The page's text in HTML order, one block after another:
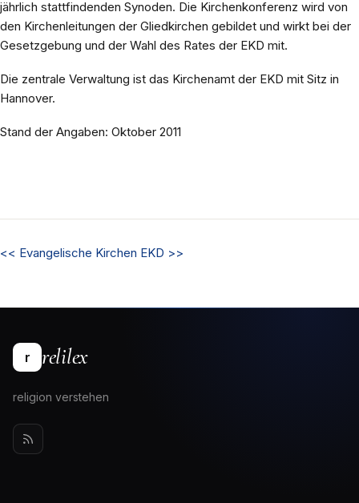
jährlich stattfindenden Synoden. Die Kirchenkonferenz wird von
den Kirchenleitungen der Gliedkirchen gebildet und wirkt bei der
Gesetzgebung und der Wahl des Rates der EKD mit.
Die zentrale Verwaltung ist das Kirchenamt der EKD mit Sitz in
Hannover.
Stand der Angaben: Oktober 2011
<< Evangelische Kirchen EKD >>
r relilex
religion verstehen